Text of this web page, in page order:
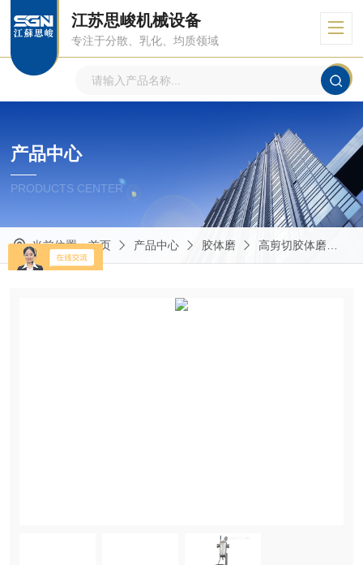
江苏思峻机械设备
专注于分散、乳化、均质领域
产品中心
PRODUCTS CENTER
当前位置：首页 产品中心 胶体磨 高剪切胶体磨